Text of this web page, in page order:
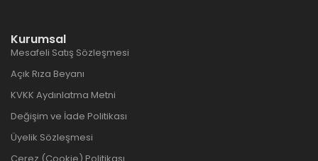
Kurumsal
Mesafeli Satış Sözleşmesi
Açık Rıza Beyanı
KVKK Aydınlatma Metni
Değişim ve İade Politikası
Üyelik Sözleşmesi